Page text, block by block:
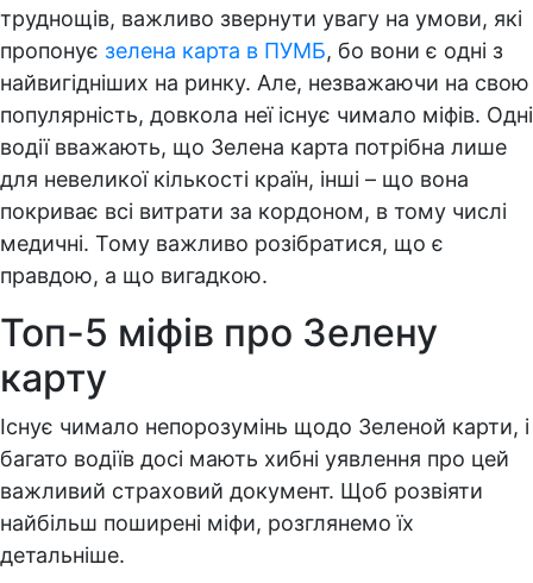
труднощів, важливо звернути увагу на умови, які
пропонує зелена карта в ПУМБ, бо вони є одні з
найвигідніших на ринку. Але, незважаючи на свою
популярність, довкола неї існує чимало міфів. Одні
водії вважають, що Зелена карта потрібна лише
для невеликої кількості країн, інші – що вона
покриває всі витрати за кордоном, в тому числі
медичні. Тому важливо розібратися, що є
правдою, а що вигадкою.
Топ-5 міфів про Зелену
карту
Існує чимало непорозумінь щодо Зеленой карти, і
багато водіїв досі мають хибні уявлення про цей
важливий страховий документ. Щоб розвіяти
найбільш поширені міфи, розглянемо їх
детальніше.